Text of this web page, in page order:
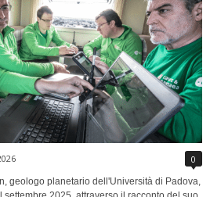
0
geologo planetario dell'Università di Padova,